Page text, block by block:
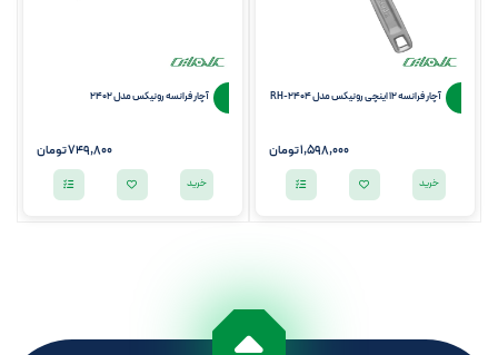
آچار فرانسه 12 اینچی رونیکس مدل RH-2404
1,598,000تومان
خرید
آچار فرانسه رونیکس مدل 2402
749,800تومان
خرید